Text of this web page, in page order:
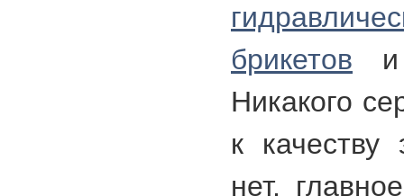
брикетов и
Никакого
к качеству
нет,